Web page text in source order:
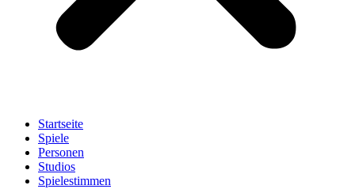
Startseite
Spiele
Personen
Studios
Spielestimmen